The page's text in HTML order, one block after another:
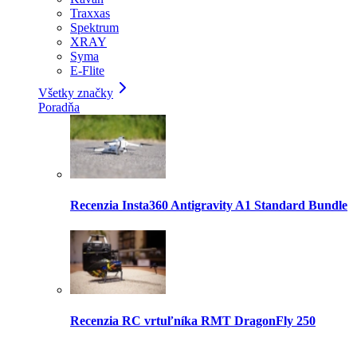
Traxxas
Spektrum
XRAY
Syma
E-Flite
Všetky značky
Poradňa
Recenzia Insta360 Antigravity A1 Standard Bundle
Recenzia RC vrtuľníka RMT DragonFly 250